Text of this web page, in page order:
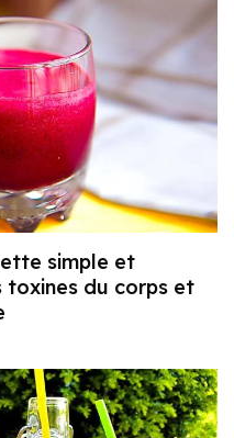
simple et
toxines du corps et